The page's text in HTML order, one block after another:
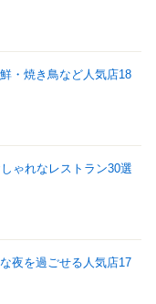
・焼き鳥など人気店18
ゃれなレストラン30選
夜を過ごせる人気店17